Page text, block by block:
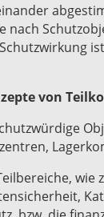
nach
von